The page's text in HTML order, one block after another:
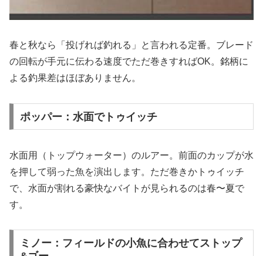
春と秋なら「投げれば釣れる」と言われる定番。ブレード
の回転が手元に伝わる速度でただ巻きすればOK。銘柄に
よる釣果差はほぼありません。
ポッパー：水面でトゥイッチ
水面用（トップウォーター）のルアー。前面のカップが水
を押して弱った魚を演出します。ただ巻きかトゥイッチ
で、水面が割れる豪快なバイトが見られるのは春〜夏で
す。
ミノー：フィールドの小魚に合わせてストップ